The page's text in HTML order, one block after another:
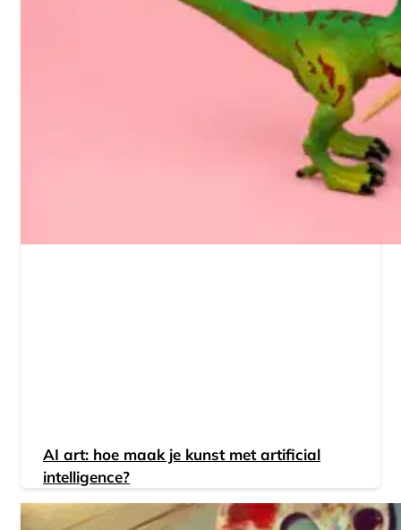
AI art: hoe maak je kunst met artificial
intelligence?